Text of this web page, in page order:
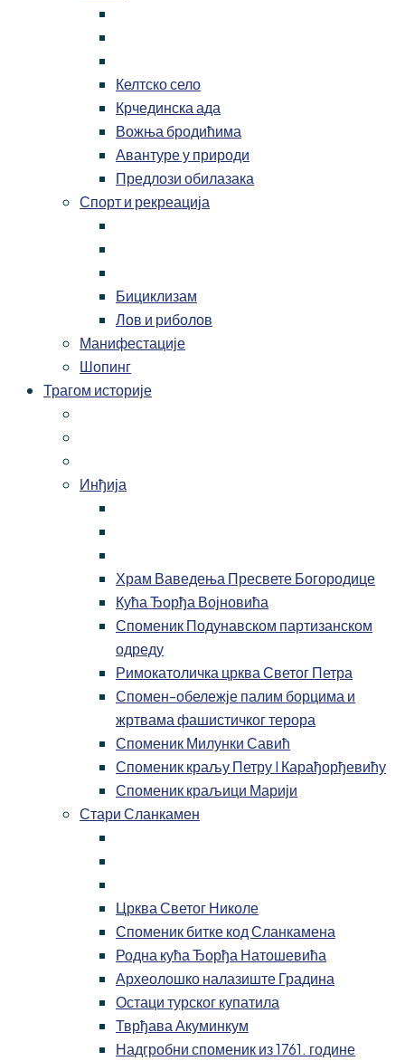
Келтско село
Крчединска ада
Вожња бродићима
Авантуре у природи
Предлози обилазака
Спорт и рекреација
Бициклизам
Лов и риболов
Манифестације
Шопинг
Трагом историје
Инђија
Храм Ваведења Пресвете Богородице
Кућа Ђорђа Војновића
Споменик Подунавском партизанском
одреду
Римокатоличка црква Светог Петра
Спомен-обележје палим борцима и
жртвама фашистичког терора
Споменик Милунки Савић
Споменик краљу Петру I Карађорђевићу
Споменик краљици Марији
Стари Сланкамен
Црква Светог Николе
Споменик битке код Сланкамена
Родна кућа Ђорђа Натошевића
Археолошко налазиште Градина
Остаци турског купатила
Тврђава Акуминкум
Надгробни споменик из 1761. године